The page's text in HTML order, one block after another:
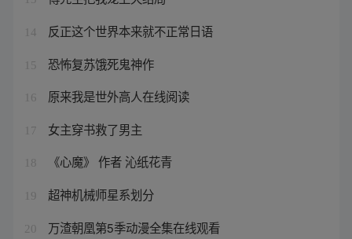
14 反正这个世界本来就不正常日语
15 恐怖复苏饿死鬼神作
16 原来我是世外高人在线阅读
17 女主穿书救了男主
18 《心魔》 作者 沁纸花青
19 超神机械师星系划分
20 万渣朝凰第5季动漫全集在线观看